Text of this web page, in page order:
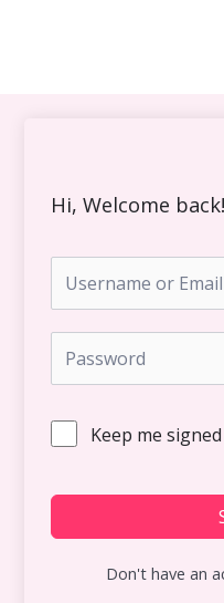
Hi, Welcome back!
Keep me
Don't have an